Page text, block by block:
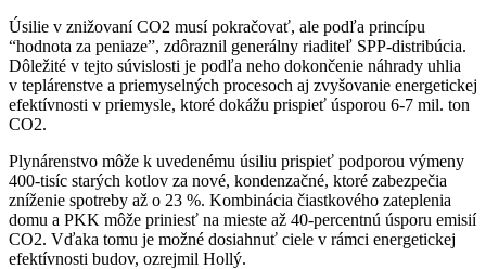
Úsilie v znižovaní CO2 musí pokračovať, ale podľa princípu
“hodnota za peniaze”, zdôraznil generálny riaditeľ SPP-distribúcia.
Dôležité v tejto súvislosti je podľa neho dokončenie náhrady uhlia
v teplárenstve a priemyselných procesoch aj zvyšovanie energetickej
efektívnosti v priemysle, ktoré dokážu prispieť úsporou 6-7 mil. ton
CO2.
Plynárenstvo môže k uvedenému úsiliu prispieť podporou výmeny
400-tisíc starých kotlov za nové, kondenzačné, ktoré zabezpečia
zníženie spotreby až o 23 %. Kombinácia čiastkového zateplenia
domu a PKK môže priniesť na mieste až 40-percentnú úsporu emisií
CO2. Vďaka tomu je možné dosiahnuť ciele v rámci energetickej
efektívnosti budov, ozrejmil Hollý.